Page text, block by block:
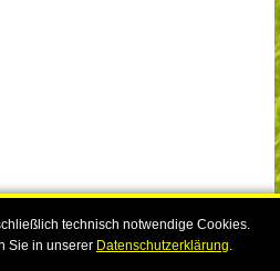
technisch notwendige Cookies.
Sie in unserer Datenschutzerklärung.